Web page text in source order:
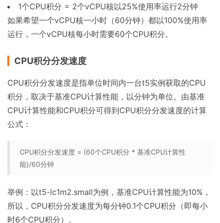
1个CPU积分 = 2个vCPU核以25%使用率运行2分钟
如果希望一个vCPU核一小时（60分钟）都以100%使用率
运行，一个vCPU核每小时需要60个CPU积分。
CPU积分分发速度
CPU积分分发速度是指单位时间内一台t5实例获取的CPU
积分，取决于基准CPU计算性能，以分钟为单位。由基准
CPU计算性能和CPU积分可得到CPU积分分发速度的计算
公式：
CPU积分分发速度 = (60个CPU积分 * 基准CPU计算性
能)/60分钟
举例：以t5-lc1m2.small为例，基准CPU计算性能为10%，
所以，CPU积分分发速度为每分钟0.1个CPU积分（即每小
时6个CPU积分）。